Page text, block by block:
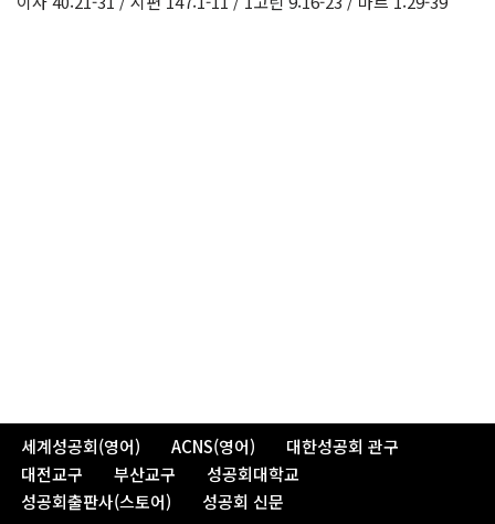
세계성공회(영어) ACNS(영어)
대한성공회 관구
대전교구
부산교구
성공회대학교
성공회출판사(스토어)
성공회 신문